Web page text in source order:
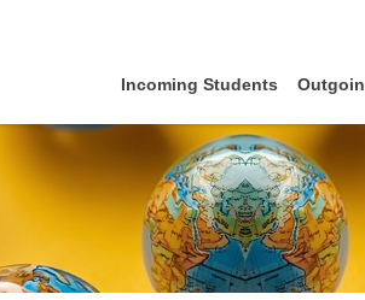
Incoming Students